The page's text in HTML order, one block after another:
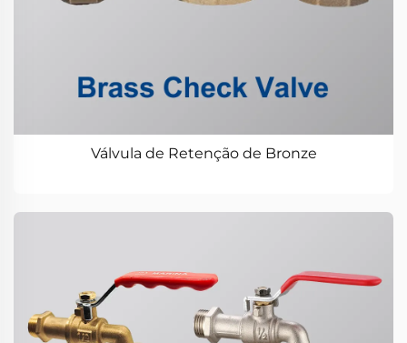
Válvula de Retenção de Bronze